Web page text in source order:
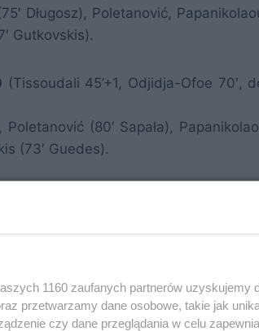
Długosz), Poletanović,
Gutkovskis).
(Tissoudali 45’+1, Odjidja-Ofoe 70′,
(80′ Sapała),
(73′ Guedes).
1160 zaufanych partnerów uzyskujemy
przetwarzamy dane osobowe, takie jak
czy dane przeglądania w celu